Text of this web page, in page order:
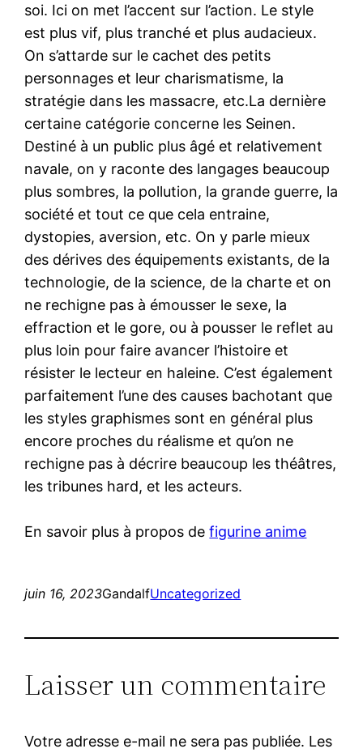
soi. Ici on met l’accent sur l’action. Le style
est plus vif, plus tranché et plus audacieux.
On s’attarde sur le cachet des petits
personnages et leur charismatisme, la
stratégie dans les massacre, etc.La dernière
certaine catégorie concerne les Seinen.
Destiné à un public plus âgé et relativement
navale, on y raconte des langages beaucoup
plus sombres, la pollution, la grande guerre, la
société et tout ce que cela entraine,
dystopies, aversion, etc. On y parle mieux
des dérives des équipements existants, de la
technologie, de la science, de la charte et on
ne rechigne pas à émousser le sexe, la
effraction et le gore, ou à pousser le reflet au
plus loin pour faire avancer l’histoire et
résister le lecteur en haleine. C’est également
parfaitement l’une des causes bachotant que
les styles graphismes sont en général plus
encore proches du réalisme et qu’on ne
rechigne pas à décrire beaucoup les théâtres,
les tribunes hard, et les acteurs.
En savoir plus à propos defigurine anime
juin 16, 2023GandalfUncategorized
Laisser un commentaire
Votre adresse e-mail ne sera pas publiée. Les